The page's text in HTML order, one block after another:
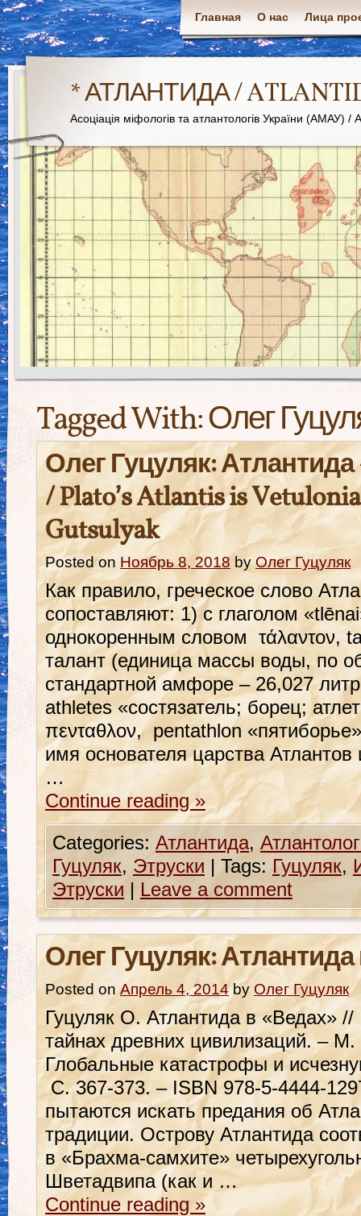
Главная О нас Лица
* АТЛАНТИДА /
Асоціація міфологів та атлантологів України
Tagged With:Олег
Олег Гуцуляк:
/ Plato’s Atlantis is
Gutsulyak
Posted on Ноябрь 8, 2018 by Олег Гуцуляк
Как правило, греческое слово
сопоставляют: 1) с глаголом
однокоренным словом τάλαντον,
талант (единица массы воды, по
стандартной амфоре – 26,027
athletes «состязатель; борец;
πενταθλον, pentathlon
имя основателя царства
…
Continue reading»
Categories: Атлантида,
Гуцуляк, Этруски | Tags: Гуцуляк,
Этруски | Leave a comment
Олег Гуцуляк:
Posted on Апрель 4, 2014 by Олег Гуцуляк
Гуцуляк О. Атлантида в «Ведах»
тайнах древних цивилизаций. –
Глобальные катастрофы и
С. 367-373. – ISBN 978-5-4444-
пытаются искать предания об
традиции. Острову Атлантида
в «Брахма-самхите»
Шветадвипа (как и …
Continue reading »